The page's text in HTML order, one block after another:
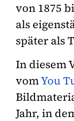
von 1875
als
später als
In diesem
vomYou
Jahr, in